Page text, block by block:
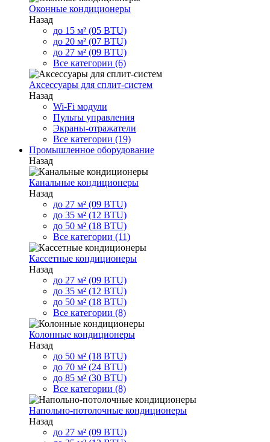
Оконные кондиционеры
Назад
до 15 м² (05 BTU)
до 20 м² (07 BTU)
до 27 м² (09 BTU)
Все категории (6)
Аксессуары для сплит-систем
Назад
Wi-Fi модули
Пульты управления
Экраны-отражатели
Все категории (19)
Промышленное оборудование
Назад
Канальные кондиционеры
Назад
до 27 м² (09 BTU)
до 35 м² (12 BTU)
до 50 м² (18 BTU)
Все категории (11)
Кассетные кондиционеры
Назад
до 27 м² (09 BTU)
до 35 м² (12 BTU)
до 50 м² (18 BTU)
Все категории (8)
Колонные кондиционеры
Назад
до 50 м² (18 BTU)
до 70 м² (24 BTU)
до 85 м² (30 BTU)
Все категории (8)
Напольно-потолочные кондиционеры
Назад
до 27 м² (09 BTU)